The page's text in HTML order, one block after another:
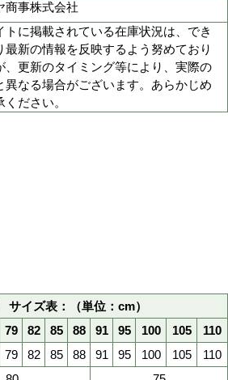
003ストーングレー
006ライトブルー
110
綿100%
スソ直し@600円(税